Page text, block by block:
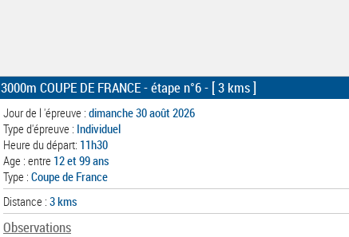
3000m COUPE DE FRANCE - étape n°6- [ 3 kms ]
Jour de l 'épreuve : dimanche 30 août 2026
Type d'épreuve : Individuel
Heure du départ: 11h30
Age : entre 12 et 99 ans
Type : Coupe de France
Distance : 3 kms
Observations